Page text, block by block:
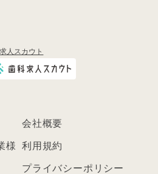
人スカウト
会社概要
様 利用規約
プライバシーポリシー